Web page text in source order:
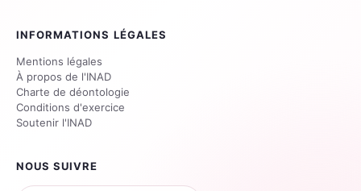
INFORMATIONS LÉGALES
Mentions légales
À propos de l'INAD
Charte de déontologie
Conditions d'exercice
Soutenir l'INAD
NOUS SUIVRE